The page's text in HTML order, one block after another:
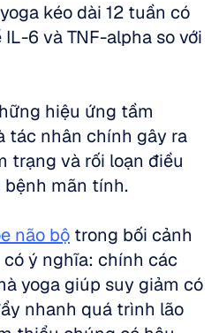
kéo dài 12 tuần có
6 và TNF-alpha so với
hiệu ứng tầm
tác nhân chính gây ra
trạng và rối loạn điều
mãn tính.
não bộ trong bối cảnh
ý nghĩa: chính các
yoga giúp suy giảm có
nhanh quá trình lão